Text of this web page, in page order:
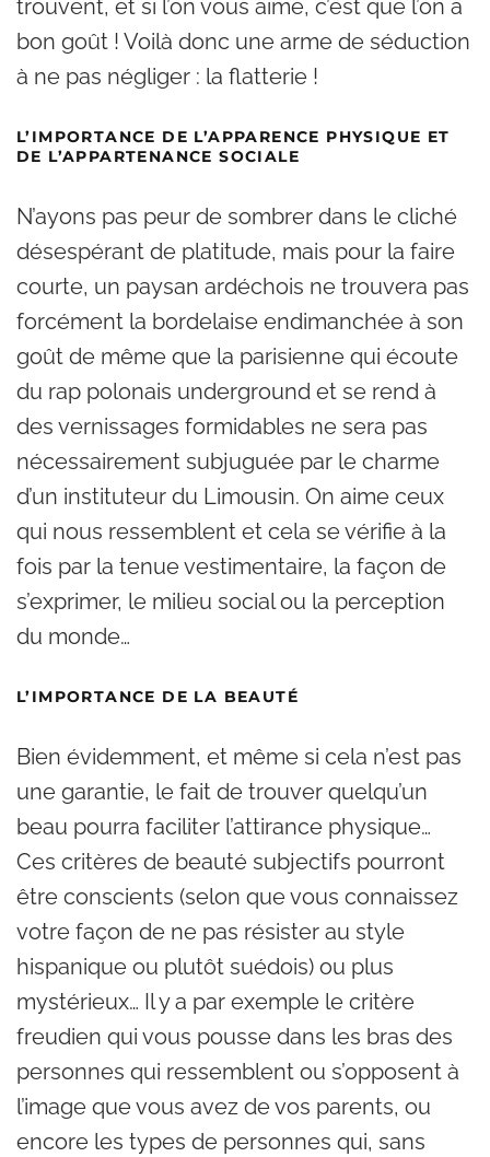
trouvent, et si l’on vous aime, c’est que l’on a
bon goût ! Voilà donc une arme de séduction
à ne pas négliger : la flatterie !
L’IMPORTANCE DE L’APPARENCE PHYSIQUE ET
DE L’APPARTENANCE SOCIALE
N’ayons pas peur de sombrer dans le cliché
désespérant de platitude, mais pour la faire
courte, un paysan ardéchois ne trouvera pas
forcément la bordelaise endimanchée à son
goût de même que la parisienne qui écoute
du rap polonais underground et se rend à
des vernissages formidables ne sera pas
nécessairement subjuguée par le charme
d’un instituteur du Limousin. On aime ceux
qui nous ressemblent et cela se vérifie à la
fois par la tenue vestimentaire, la façon de
s’exprimer, le milieu social ou la perception
du monde…
L’IMPORTANCE DE LA BEAUTÉ
Bien évidemment, et même si cela n’est pas
une garantie, le fait de trouver quelqu’un
beau pourra faciliter l’attirance physique…
Ces critères de beauté subjectifs pourront
être conscients (selon que vous connaissez
votre façon de ne pas résister au style
hispanique ou plutôt suédois) ou plus
mystérieux… Il y a par exemple le critère
freudien qui vous pousse dans les bras des
personnes qui ressemblent ou s’opposent à
l’image que vous avez de vos parents, ou
encore les types de personnes qui, sans